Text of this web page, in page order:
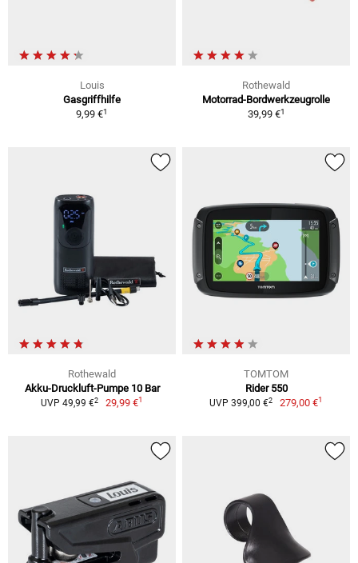
Louis
Gasgriffhilfe
9,99 €1
Rothewald
Motorrad-Bordwerkzeugrolle
39,99 €1
Rothewald
Akku-Druckluft-Pumpe 10 Bar
UVP 49,99 €2 29,99 €1
TOMTOM
Rider 550
UVP 399,00 €2 279,00 €1